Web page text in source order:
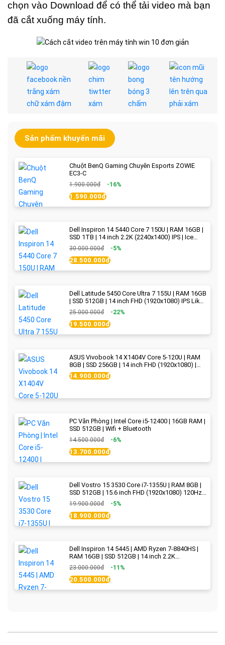
chọn vào Download để có thể tải video mà bạn
đã cắt xuống máy tính.
Sản phẩm khuyến mãi
Chuột BenQ Gaming Chuyên Esports ZOWIE
EC3-C
1.900.000đ -16%
1.590.000đ
Dell Inspiron 14 5440 Core 7 150U | RAM 16GB |
SSD 1TB | 14 inch 2.2K (2240x1400) IPS | Ice
Blue - New Fullbox
30.000.000đ -5%
28.500.000đ
Dell Latitude 5450 Core Ultra 7 155U | RAM 16GB
| SSD 512GB | 14 inch FHD (1920x1080) IPS Like
new
25.000.000đ -22%
19.500.000đ
ASUS Vivobook 14 X1404V Core 5-120U | RAM
8GB | SSD 256GB | 14 inch FHD (1920x1080) |
Quiet Blue - New Fullbox
14.900.000đ
PC Văn Phòng | Intel Core i5-12400 | 16GB RAM |
SSD 512GB | Wifi + Bluetooth
14.500.000đ -6%
13.700.000đ
Dell Vostro 15 3530 Core i7-1355U | RAM 8GB |
SSD 512GB | 15.6 inch FHD (1920x1080) 120Hz
WVA | Black | New Fullbox
19.900.000đ -5%
18.900.000đ
Dell Inspiron 14 5445 | AMD Ryzen 7-8840HS |
RAM 16GB | SSD 512GB | 14 inch 2.2K
(2240x1400) IPS 300nits | Ice Blue - New Fullbox
23.000.000đ -11%
20.500.000đ